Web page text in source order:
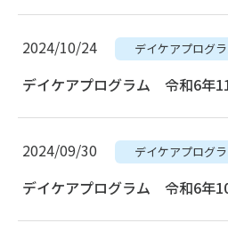
2024/10/24 デイケアプログ
デイケアプログラム 令和6年
2024/09/30 デイケアプログ
デイケアプログラム 令和6年